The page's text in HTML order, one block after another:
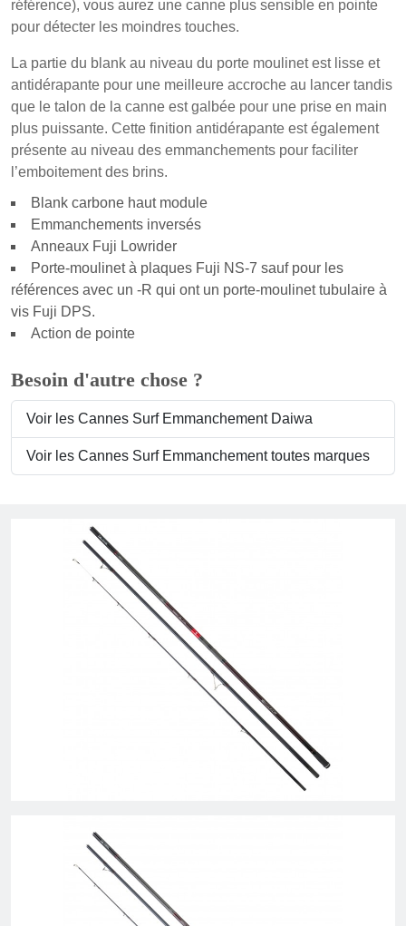
référence), vous aurez une canne plus sensible en pointe
pour détecter les moindres touches.
La partie du blank au niveau du porte moulinet est lisse et
antidérapante pour une meilleure accroche au lancer tandis
que le talon de la canne est galbée pour une prise en main
plus puissante. Cette finition antidérapante est également
présente au niveau des emmanchements pour faciliter
l’emboitement des brins.
Blank carbone haut module
Emmanchements inversés
Anneaux Fuji Lowrider
Porte-moulinet à plaques Fuji NS-7 sauf pour les
références avec un -R qui ont un porte-moulinet tubulaire à
vis Fuji DPS.
Action de pointe
Besoin d'autre chose ?
Voir les Cannes Surf Emmanchement Daiwa
Voir les Cannes Surf Emmanchement toutes marques